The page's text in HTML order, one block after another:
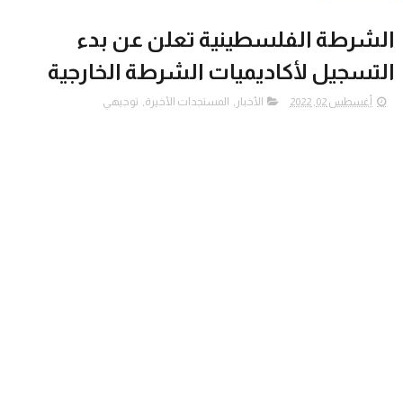
الشرطة الفلسطينية تعلن عن بدء
التسجيل لأكاديميات الشرطة الخارجية
أغسطس 02, 2022 الأخبار , المستجدات الأخيرة, توجيهي